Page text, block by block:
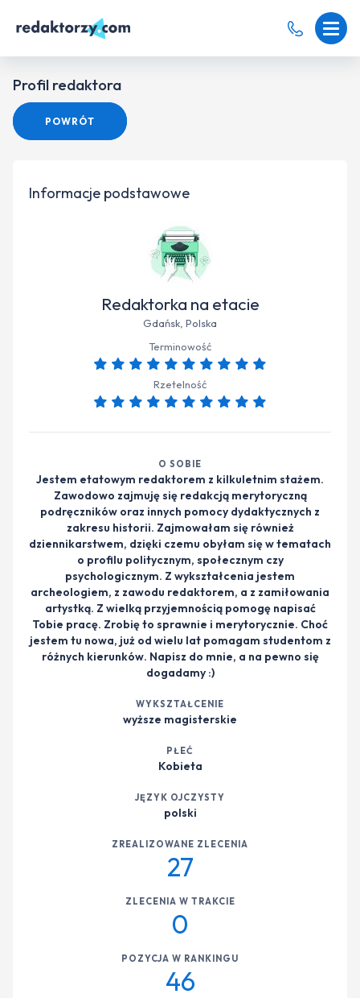
Profil redaktora
POWRÓT
Informacje podstawowe
Redaktorka na etacie
Gdańsk, Polska
Terminowość
Rzetelność
O SOBIE
Jestem etatowym redaktorem z kilkuletnim stażem.
Zawodowo zajmuję się redakcją merytoryczną
podręczników oraz innych pomocy dydaktycznych z
zakresu historii. Zajmowałam się również
dziennikarstwem, dzięki czemu obyłam się w tematach
o profilu politycznym, społecznym czy
psychologicznym. Z wykształcenia jestem
archeologiem, z zawodu redaktorem, a z zamiłowania
artystką. Z wielką przyjemnością pomogę napisać
Tobie pracę. Zrobię to sprawnie i merytorycznie. Choć
jestem tu nowa, już od wielu lat pomagam studentom z
różnych kierunków. Napisz do mnie, a na pewno się
dogadamy :)
WYKSZTAŁCENIE
wyższe magisterskie
PŁEĆ
Kobieta
JĘZYK OJCZYSTY
polski
ZREALIZOWANE ZLECENIA
27
ZLECENIA W TRAKCIE
0
POZYCJA W RANKINGU
46